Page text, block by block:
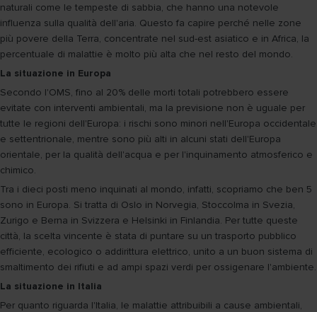
naturali come le tempeste di sabbia, che hanno una notevole
influenza sulla qualità dell'aria. Questo fa capire perché nelle zone
più povere della Terra, concentrate nel sud-est asiatico e in Africa, la
percentuale di malattie è molto più alta che nel resto del mondo.
La situazione in Europa
Secondo l'OMS, fino al 20% delle morti totali potrebbero essere
evitate con interventi ambientali, ma la previsione non è uguale per
tutte le regioni dell'Europa: i rischi sono minori nell'Europa occidentale
e settentrionale, mentre sono più alti in alcuni stati dell'Europa
orientale, per la qualità dell'acqua e per l'inquinamento atmosferico e
chimico.
Tra i dieci posti meno inquinati al mondo, infatti, scopriamo che ben 5
sono in Europa. Si tratta di Oslo in Norvegia, Stoccolma in Svezia,
Zurigo e Berna in Svizzera e Helsinki in Finlandia. Per tutte queste
città, la scelta vincente è stata di puntare su un trasporto pubblico
efficiente, ecologico o addirittura elettrico, unito a un buon sistema di
smaltimento dei rifiuti e ad ampi spazi verdi per ossigenare l'ambiente.
La situazione in Italia
Per quanto riguarda l'Italia, le malattie attribuibili a cause ambientali,